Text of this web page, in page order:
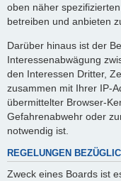
oben näher
betreiben und anbieten
Darüber hinaus ist der
Interessenabwägung
den Interessen Dritter,
zusammen mit Ihrer IP-
übermittelter Browser-
Gefahrenabwehr oder
notwendig ist.
REGELUNGEN
Zweck eines Boards ist